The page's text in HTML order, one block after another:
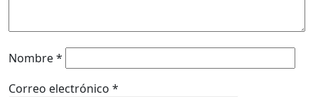
Nombre*
Correo electrónico *